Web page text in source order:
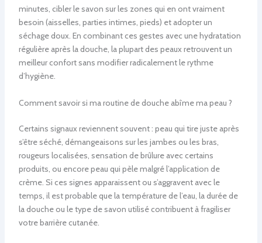
minutes, cibler le savon sur les zones qui en ont vraiment
besoin (aisselles, parties intimes, pieds) et adopter un
séchage doux. En combinant ces gestes avec une hydratation
régulière après la douche, la plupart des peaux retrouvent un
meilleur confort sans modifier radicalement le rythme
d’hygiène.
Comment savoir si ma routine de douche abîme ma peau ?
Certains signaux reviennent souvent : peau qui tire juste après
s’être séché, démangeaisons sur les jambes ou les bras,
rougeurs localisées, sensation de brûlure avec certains
produits, ou encore peau qui pèle malgré l’application de
crème. Si ces signes apparaissent ou s’aggravent avec le
temps, il est probable que la température de l’eau, la durée de
la douche ou le type de savon utilisé contribuent à fragiliser
votre barrière cutanée.